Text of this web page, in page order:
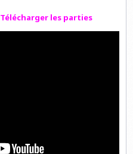
Télécharger les parties